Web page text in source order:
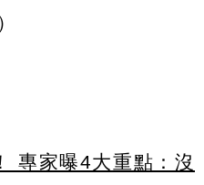
專家曝4大重點：沒